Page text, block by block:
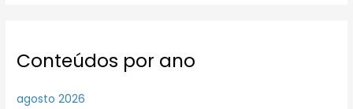
Conteúdos por ano
agosto 2026